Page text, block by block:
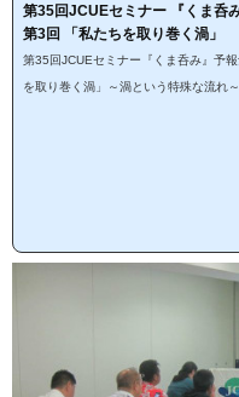
第35回JCUEセミナー 『くま呑
第3回 「私たちを取り巻く渦」
第35回JCUEセミナー『くま呑み』予
を取り巻く渦」～渦という特殊な流れ